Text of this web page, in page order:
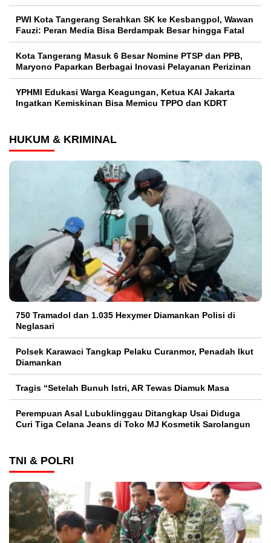
PWI Kota Tangerang Serahkan SK ke Kesbangpol, Wawan
Fauzi: Peran Media Bisa Berdampak Besar hingga Fatal
Kota Tangerang Masuk 6 Besar Nomine PTSP dan PPB,
Maryono Paparkan Berbagai Inovasi Pelayanan Perizinan
YPHMI Edukasi Warga Keagungan, Ketua KAI Jakarta
Ingatkan Kemiskinan Bisa Memicu TPPO dan KDRT
HUKUM & KRIMINAL
750 Tramadol dan 1.035 Hexymer Diamankan Polisi di
Neglasari
Polsek Karawaci Tangkap Pelaku Curanmor, Penadah Ikut
Diamankan
Tragis “Setelah Bunuh Istri, AR Tewas Diamuk Masa
Perempuan Asal Lubuklinggau Ditangkap Usai Diduga
Curi Tiga Celana Jeans di Toko MJ Kosmetik Sarolangun
TNI & POLRI